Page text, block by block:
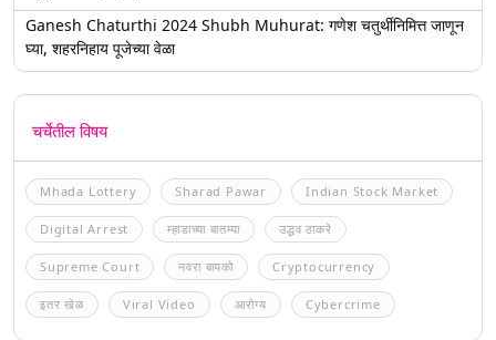
Ganesh Chaturthi 2024 Shubh Muhurat: गणेश चतुर्थीनिमित्त जाणून
घ्या, शहरनिहाय पूजेच्या वेळा
चर्चेतील विषय
Mhada Lottery Sharad Pawar Indian Stock Market
Digital Arrest म्हाडाच्या बातम्या उद्धव ठाकरे
Supreme Court नवरा बायको Cryptocurrency
इतर खेळ Viral Video आरोग्य Cybercrime